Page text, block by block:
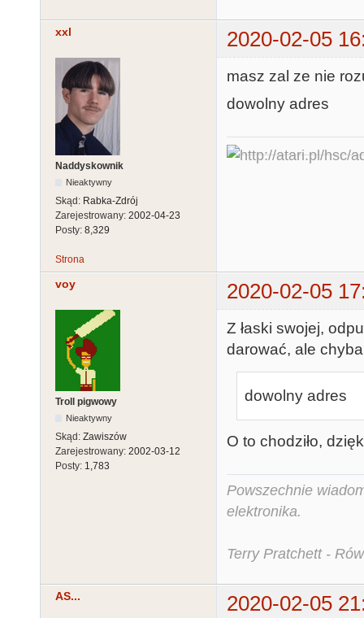
xxl 2020-02-05
Naddyskownik
Nieaktywny
Skąd: Rabka-Zdrój
Zarejestrowany: 2002-04-23
Posty: 8,329
masz zal ze nie
dowolny adres
Strona
voy 2020-02-05
Troll pigwowy
Nieaktywny
Skąd: Zawiszów
Zarejestrowany: 2002-03-12
Posty: 1,783
Z łaski swojej,
darować, ale
dowolny adres
O to chodziło,
Powszechnie
elektronika.
Terry Pratchett -
AS... 2020-02-05